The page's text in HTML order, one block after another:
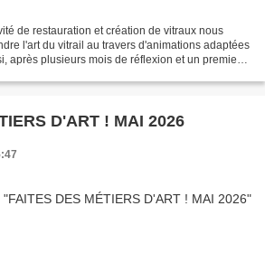
de restauration et création de vitraux nous
l'art du vitrail au travers d'animations adaptées
après plusieurs mois de réflexion et un premier
D'ART ! MAI 2026